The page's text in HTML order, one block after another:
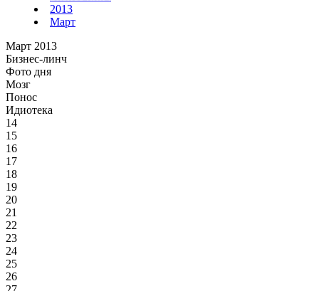
2013
Март
Март 2013
Бизнес-линч
Фото дня
Мозг
Понос
Идиотека
14
15
16
17
18
19
20
21
22
23
24
25
26